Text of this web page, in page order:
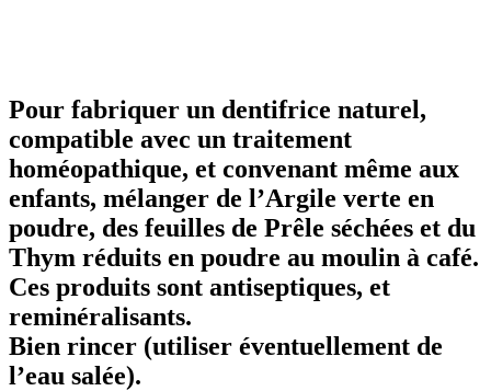
Pour fabriquer un dentifrice naturel,
compatible avec un traitement
homéopathique, et convenant même aux
enfants, mélanger de l’Argile verte en
poudre, des feuilles de Prêle séchées et du
Thym réduits en poudre au moulin à café.
Ces produits sont antiseptiques, et
reminéralisants.
Bien rincer (utiliser éventuellement de
l’eau salée).